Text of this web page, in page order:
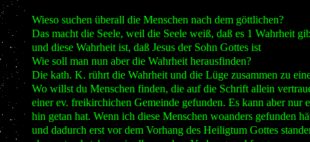
Wieso suchen überall die Menschen nach dem göttlichen?
Das macht die Seele, weil die Seele weiß, daß es 1 Wahrheit
und diese Wahrheit ist, daß Jesus der Sohn Gottes ist
Wie soll man nun aber die Wahrheit herausfinden?
Die kath. K. rührt die Wahrheit und die Lüge zusammen zu
Wo willst du Menschen finden, die auf die Schrift allein
einer ev. freikirchichen Gemeinde gefunden. Es kann aber nur
hin getan hat. Wenn ich diese Menschen woanders gefunden
und dadurch erst vor dem Vorhang des Heiligtum Gottes